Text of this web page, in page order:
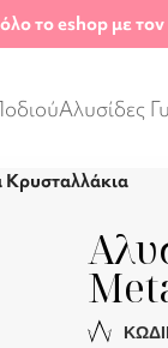
το eshop με
Αλυσίδες